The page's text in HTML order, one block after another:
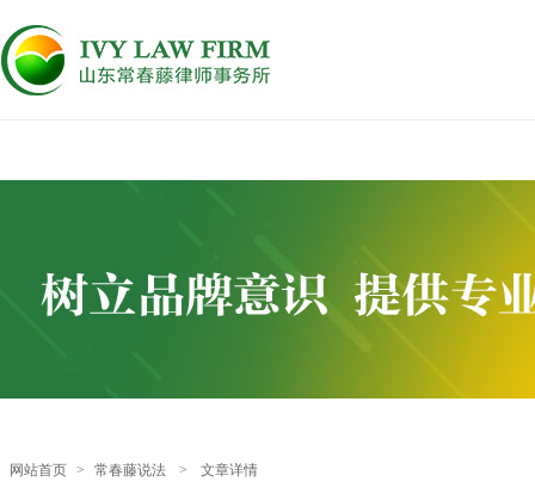
网站首页 > 常春藤说法 > 文章详情